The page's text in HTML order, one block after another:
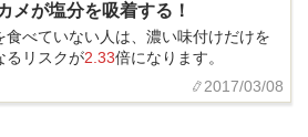
メが塩分を吸着する！
べていない人は、濃い味付けだけを
るリスクが2.33倍になります。
2017/03/08